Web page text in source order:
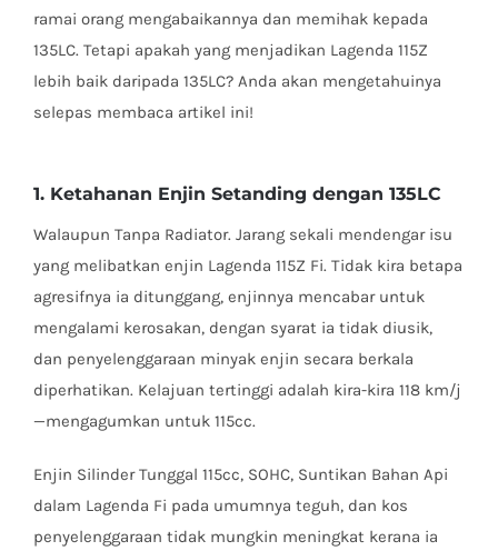
ramai orang mengabaikannya dan memihak kepada
135LC. Tetapi apakah yang menjadikan Lagenda 115Z
lebih baik daripada 135LC? Anda akan mengetahuinya
selepas membaca artikel ini!
1. Ketahanan Enjin Setanding dengan 135LC
Walaupun Tanpa Radiator. Jarang sekali mendengar isu
yang melibatkan enjin Lagenda 115Z Fi. Tidak kira betapa
agresifnya ia ditunggang, enjinnya mencabar untuk
mengalami kerosakan, dengan syarat ia tidak diusik,
dan penyelenggaraan minyak enjin secara berkala
diperhatikan. Kelajuan tertinggi adalah kira-kira 118 km/j
—mengagumkan untuk 115cc.
Enjin Silinder Tunggal 115cc, SOHC, Suntikan Bahan Api
dalam Lagenda Fi pada umumnya teguh, dan kos
penyelenggaraan tidak mungkin meningkat kerana ia